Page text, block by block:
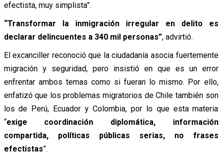
efectista, muy simplista”.
“Transformar la inmigración irregular en delito es
declarar delincuentes a 340 mil personas”, advirtió.
El excanciller reconoció que la ciudadanía asocia fuertemente
migración y seguridad, pero insistió en que es un error
enfrentar ambos temas como si fueran lo mismo. Por ello,
enfatizó que los problemas migratorios de Chile también son
los de Perú, Ecuador y Colombia, por lo que esta materia
“exige coordinación diplomática, información
compartida, políticas públicas serias, no frases
efectistas”.